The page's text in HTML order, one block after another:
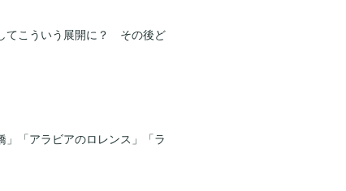
てこういう展開に？ その後ど
」「アラビアのロレンス」「ラ